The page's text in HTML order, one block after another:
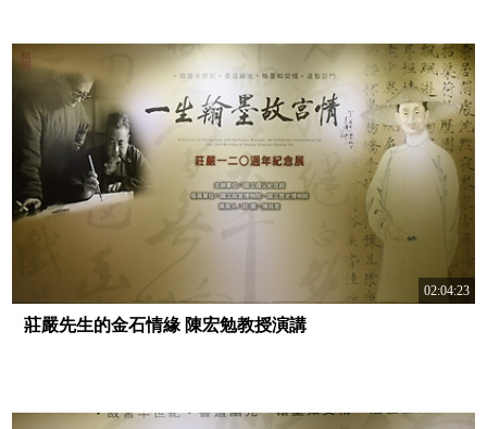
02:04:23
莊嚴先生的金石情緣 陳宏勉教授演講